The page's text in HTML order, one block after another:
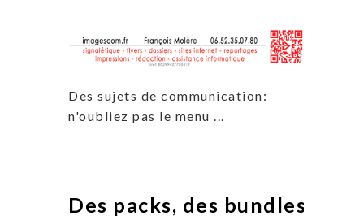
Des sujets de communication:
n'oubliez pas le menu ...
Des packs, des bundles,